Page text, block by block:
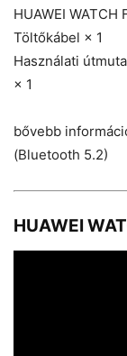
HUAWEI WATCH
Töltőkábel × 1
Használati
× 1
bővebb
(Bluetooth 5.2)
HUAWEI